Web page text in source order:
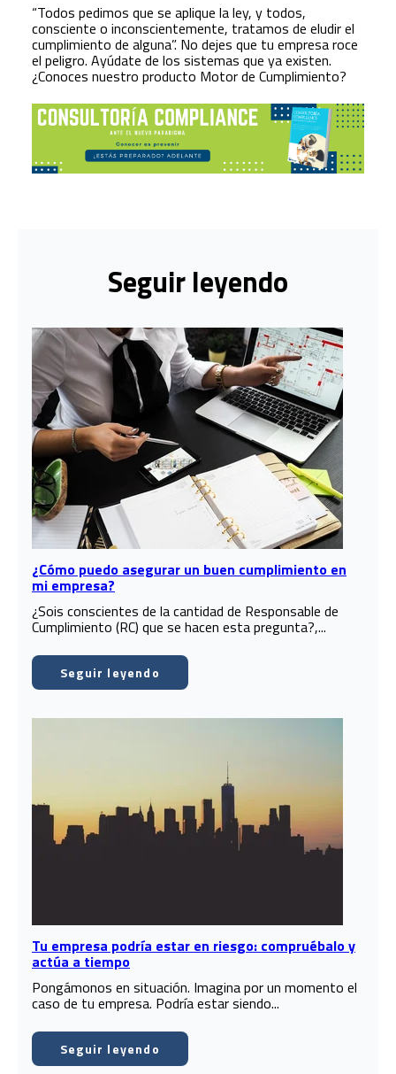
“Todos pedimos que se aplique la ley, y todos,
consciente o inconscientemente, tratamos de eludir el
cumplimiento de alguna”. No dejes que tu empresa roce
el peligro. Ayúdate de los sistemas que ya existen.
¿Conoces nuestro producto Motor de Cumplimiento?
Seguir leyendo
¿Cómo puedo asegurar un buen cumplimiento en
mi empresa?
¿Sois conscientes de la cantidad de Responsable de
Cumplimiento (RC) que se hacen esta pregunta?,...
Seguir leyendo
Tu empresa podría estar en riesgo: compruébalo y
actúa a tiempo
Pongámonos en situación. Imagina por un momento el
caso de tu empresa. Podría estar siendo...
Seguir leyendo